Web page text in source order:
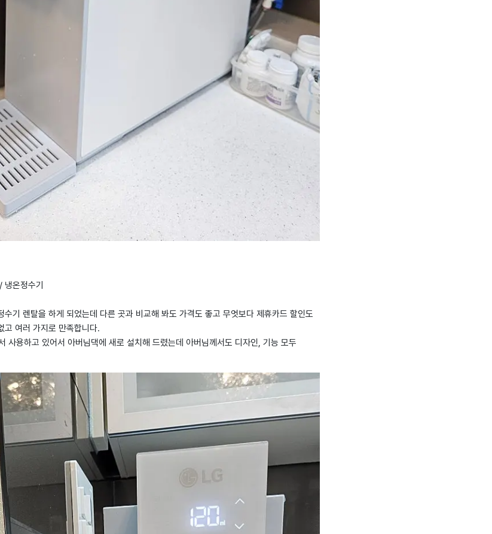
온정수기
기 렌탈을 하게 되었는데 다른 곳과 비교해 봐도 가격도 좋고 무엇보다 제휴카드 할인도
고 여러 가지로 만족합니다.
사용하고 있어서 아버님댁에 새로 설치해 드렸는데 아버님께서도 디자인, 기능 모두